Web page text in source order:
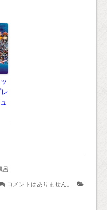
呂
コメントはありません。